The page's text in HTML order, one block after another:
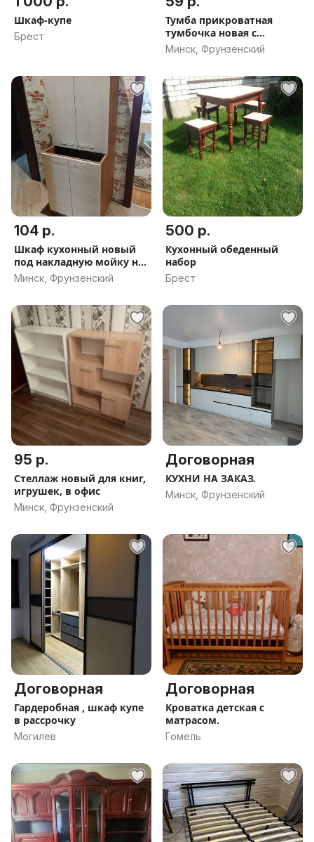
Шкаф-купе
Брест
Тумба прикроватная
тумбочка новая с
дверкой
Минск, Фрунзенский
104 р.
Шкаф кухонный новый
под накладную мойку на
600, кухня
Минск, Фрунзенский
500 р.
Кухонный обеденный
набор
Брест
95 р.
Стеллаж новый для книг,
игрушек, в офис
Минск, Фрунзенский
Договорная
КУХНИ НА ЗАКАЗ.
Минск, Фрунзенский
Договорная
Гардеробная , шкаф купе
в рассрочку
Могилев
Договорная
Кроватка детская с
матрасом.
Гомель